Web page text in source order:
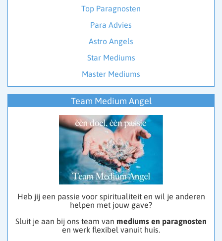
Top Paragnosten
Para Advies
Astro Angels
Star Mediums
Master Mediums
Team Medium Angel
Heb jij een passie voor spiritualiteit en wil je anderen
helpen met jouw gave?
Sluit je aan bij ons team van mediums en paragnosten
en werk flexibel vanuit huis.